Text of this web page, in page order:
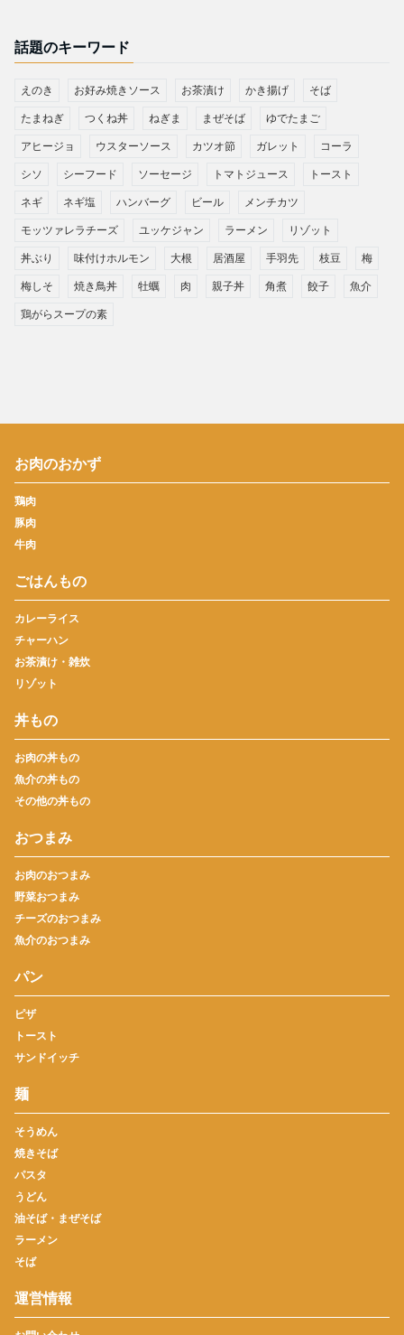
話題のキーワード
えのき お好み焼きソース お茶漬け かき揚げ そば
たまねぎ つくね丼 ねぎま まぜそば ゆでたまご
アヒージョ ウスターソース カツオ節 ガレット コーラ
シソ シーフード ソーセージ トマトジュース トースト
ネギ ネギ塩 ハンバーグ ビール メンチカツ
モッツァレラチーズ ユッケジャン ラーメン リゾット
丼ぶり 味付けホルモン 大根 居酒屋 手羽先 枝豆 梅
梅しそ 焼き鳥丼 牡蠣 肉 親子丼 角煮 餃子 魚介
鶏がらスープの素
お肉のおかず
鶏肉
豚肉
牛肉
ごはんもの
カレーライス
チャーハン
お茶漬け・雑炊
リゾット
丼もの
お肉の丼もの
魚介の丼もの
その他の丼もの
おつまみ
お肉のおつまみ
野菜おつまみ
チーズのおつまみ
魚介のおつまみ
パン
ピザ
トースト
サンドイッチ
麺
そうめん
焼きそば
パスタ
うどん
油そば・まぜそば
ラーメン
そば
運営情報